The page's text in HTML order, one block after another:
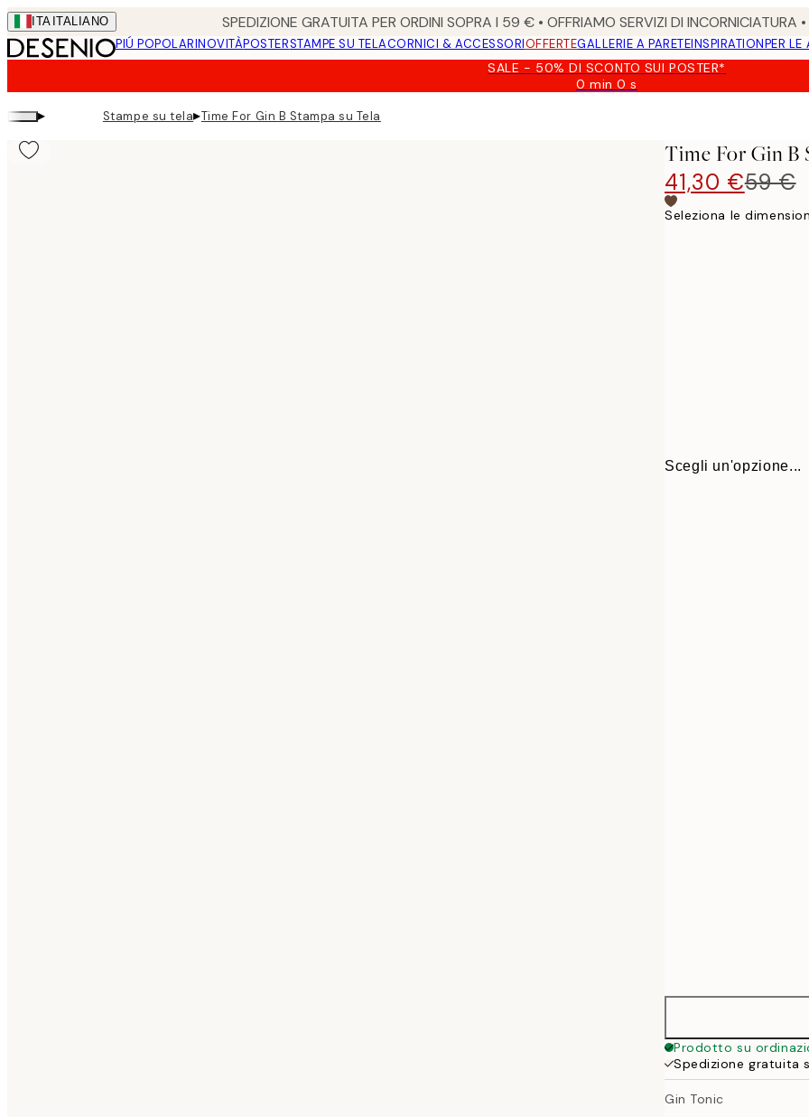
Skip
to
main
ITA ITALIANO SPEDIZIONE GRATUITA PER ORDINI SOPRA I 59 € • OFFRIAMO SERVIZI DI
PIÚ POPOLARINOVITÀPOSTERSTAMPE SU TELACORNICI & ACCESSORIOFFERTEGALLERIE A PARETEINSPIRATIONPER LE
SALE - 50% DI SCONTO SUI POSTER*
0 min0 s
Valido
▸ Stampe su tela▸Time For Gin B Stampa su Tela
Time For Gin B
41,30 €59 €
Seleziona le
Scegli un'opzione...
Prodotto su
Spedizione gratuita
Gin Tonic